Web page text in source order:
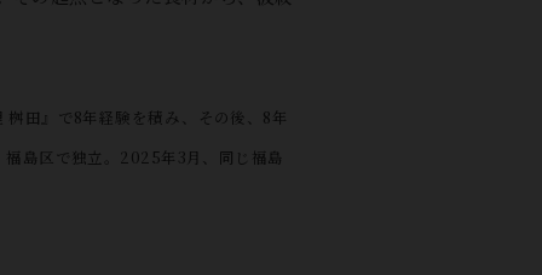
田』で8年経験を積み、その後、8年
島区で独立。2025年3月、同じ福島